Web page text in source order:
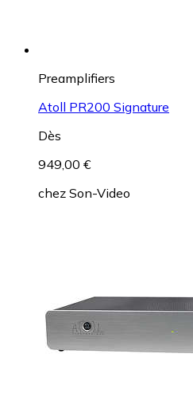
Preamplifiers
Atoll PR200 Signature
Dès
949,00 €
chez Son-Video